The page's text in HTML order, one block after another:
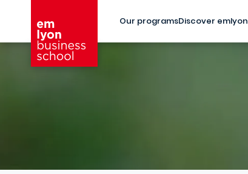
Our programsDiscover emlyon